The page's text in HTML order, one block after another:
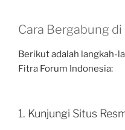
Cara Bergabung
Berikut adalah langkah-
Fitra Forum Indonesia:
1. Kunjungi Situs